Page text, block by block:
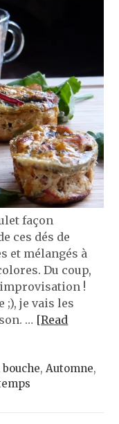
façon
ces dés de
et mélangés à
Du coup,
!
;), je vais les
… [Read
, Automne,